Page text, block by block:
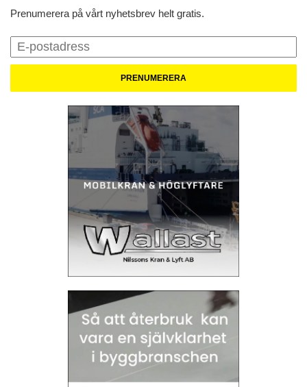
Prenumerera på vårt nyhetsbrev helt gratis.